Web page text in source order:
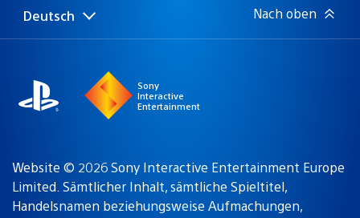
Select
a
Aktuelle
Region:
Deutsch Nach oben
Sony
Interactive
Entertainment
Website © 2026 Sony Interactive Entertainment Europe
Limited. Sämtlicher Inhalt, sämtliche Spieltitel,
Handelsnamen beziehungsweise Aufmachungen,